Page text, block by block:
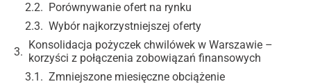
Porównywanie ofert na rynku
Wybór najkorzystniejszej oferty
Konsolidacja pożyczek chwilówek w Warszawie –
korzyści z połączenia zobowiązań finansowych
Zmniejszone miesięczne obciążenie